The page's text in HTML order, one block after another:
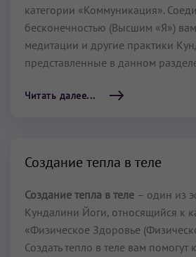
категории «Коммуникация».
бесконечностью (Высшим «Я»)
медитации и другие практики
представленные в данном
Читать далее...
Создание тепла в теле
Создание тепла в теле – один из
Кундалини Йоги, относящийся к
«Физическое Здоровье
Создать тепло в теле вам